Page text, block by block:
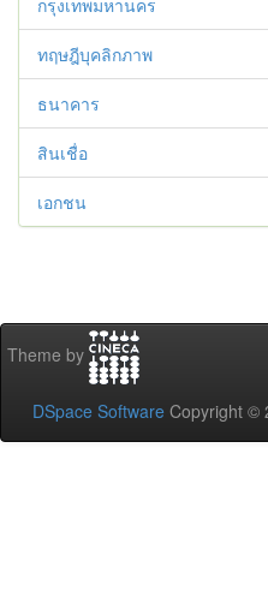
กรุงเทพมหานคร
ทฤษฎีบุคลิกภาพ
ธนาคาร
สินเชื่อ
เอกชน
Theme by
DSpace Software Copyright ©